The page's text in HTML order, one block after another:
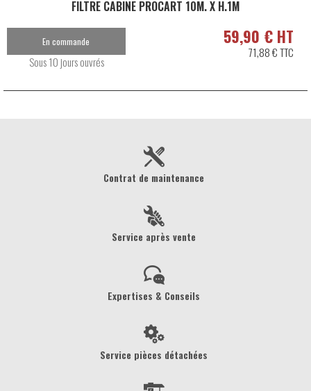
FILTRE CABINE PROCART 10M. X H.1M
59,90 € HT
71,88 € TTC
En commande
Sous 10 jours ouvrés
Contrat de maintenance
Service après vente
Expertises & Conseils
Service pièces détachées